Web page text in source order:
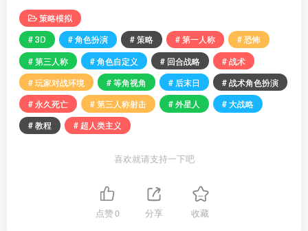
策略模拟
# 3D
# 角色扮演 # 策略 # 第一人称
# 恐怖
# 第三人称
# 角色自定义 # 回合战略
# 战术
# 玩家对战环境
# 等角视角 # 后末日
# 战术角色扮演
# 永久死亡
# 第三人称射击 # 外星人
# 大战略
# 教程
# 超人类主义
喜欢就请支持一下吧
点赞0 分享 收藏